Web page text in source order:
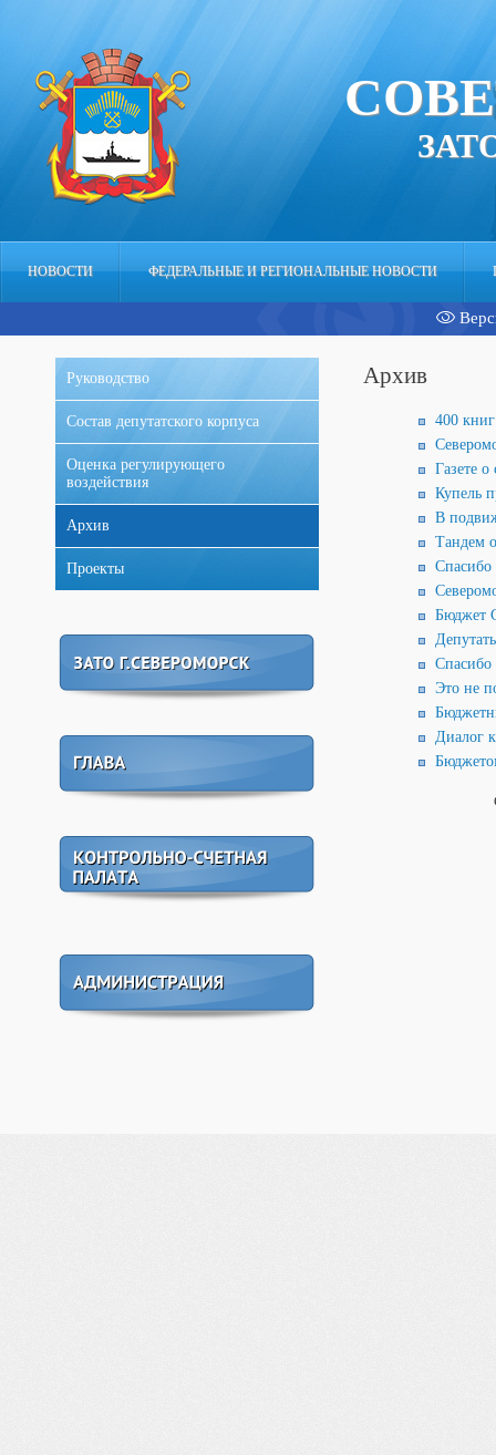
НОВОСТИ ФЕДЕРАЛЬНЫЕ И РЕГИОНАЛЬНЫЕ НОВОСТИ
АППАРАТ
Руководство
Состав депутатского корпуса
Оценка регулирующего
воздействия
Архив
Проекты
Архив
400
Газете
Купель
В
Тандем
Спасибо
Бюджет
Спасибо
Это не
Диалог